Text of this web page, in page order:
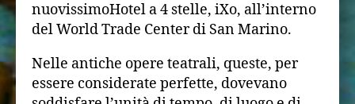
nuovissimoHotel a 4 stelle, iXo, all’interno
del World Trade Center di San Marino.
Nelle antiche opere teatrali, queste, per
essere considerate perfette, dovevano